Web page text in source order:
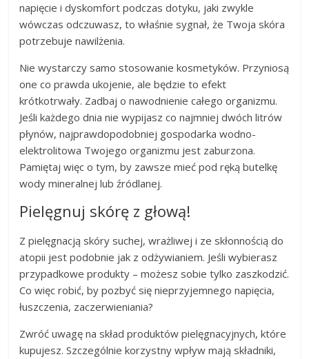
napięcie i dyskomfort podczas dotyku, jaki zwykle
wówczas odczuwasz, to właśnie sygnał, że Twoja skóra
potrzebuje nawilżenia.
Nie wystarczy samo stosowanie kosmetyków. Przyniosą
one co prawda ukojenie, ale będzie to efekt
krótkotrwały. Zadbaj o nawodnienie całego organizmu.
Jeśli każdego dnia nie wypijasz co najmniej dwóch litrów
płynów, najprawdopodobniej gospodarka wodno-
elektrolitowa Twojego organizmu jest zaburzona.
Pamiętaj więc o tym, by zawsze mieć pod ręką butelkę
wody mineralnej lub źródlanej.
Pielęgnuj skórę z głową!
Z pielęgnacją skóry suchej, wrażliwej i ze skłonnością do
atopii jest podobnie jak z odżywianiem. Jeśli wybierasz
przypadkowe produkty – możesz sobie tylko zaszkodzić.
Co więc robić, by pozbyć się nieprzyjemnego napięcia,
łuszczenia, zaczerwieniania?
Zwróć uwagę na skład produktów pielęgnacyjnych, które
kupujesz. Szczególnie korzystny wpływ mają składniki,